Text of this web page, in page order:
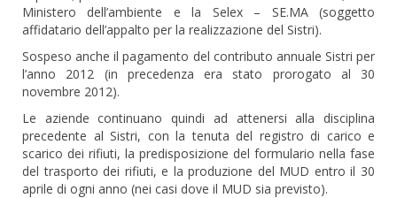
Ministero dell’ambiente e la Selex – SE.MA (soggetto
affidatario dell’appalto per la realizzazione del Sistri).
Sospeso anche il pagamento del contributo annuale Sistri per
l’anno 2012 (in precedenza era stato prorogato al 30
novembre 2012).
Le aziende continuano quindi ad attenersi alla disciplina
precedente al Sistri, con la tenuta del registro di carico e
scarico dei rifiuti, la predisposizione del formulario nella fase
del trasporto dei rifiuti, e la produzione del MUD entro il 30
aprile di ogni anno (nei casi dove il MUD sia previsto).